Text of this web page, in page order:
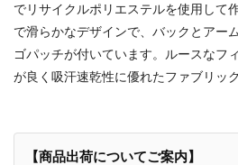
でリサイクルポリエステルを使用して
で滑らかなデザインで、バックとアー
ゴパッチが付いています。ルースなフ
が良く吸汗速乾性に優れたファブリッ
【商品出荷についてご案内】